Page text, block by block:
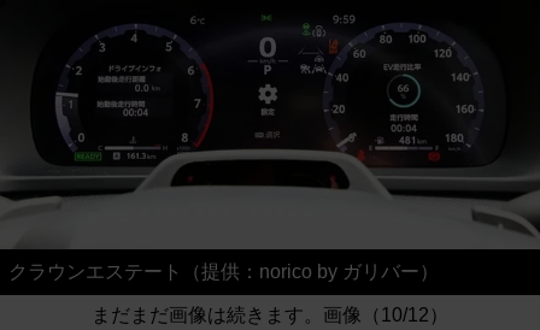
クラウンエステート（提供：norico by ガリバー）
まだまだ画像は続きます。画像（10/12）